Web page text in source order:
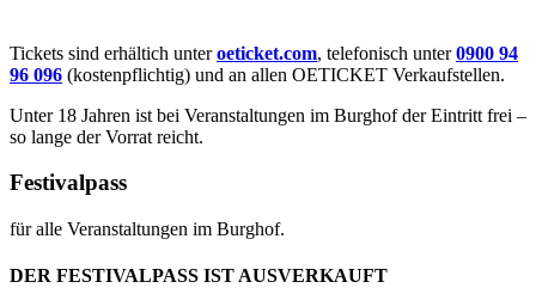
Tickets sind erhältich unteroeticket.com, telefonisch unter0900 94
96 096 (kostenpflichtig) und an allen OETICKET Verkaufstellen.
Unter 18 Jahren ist bei Veranstaltungen im Burghof der Eintritt frei –
so lange der Vorrat reicht.
Festivalpass
für alle Veranstaltungen im Burghof.
DER FESTIVALPASS IST AUSVERKAUFT